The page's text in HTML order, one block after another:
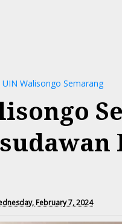
UIN Walisongo Semarang
February 7, 2024